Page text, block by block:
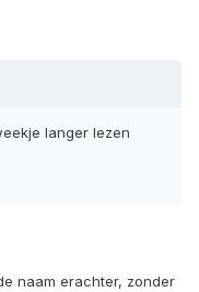
langer lezen
naam erachter, zonder